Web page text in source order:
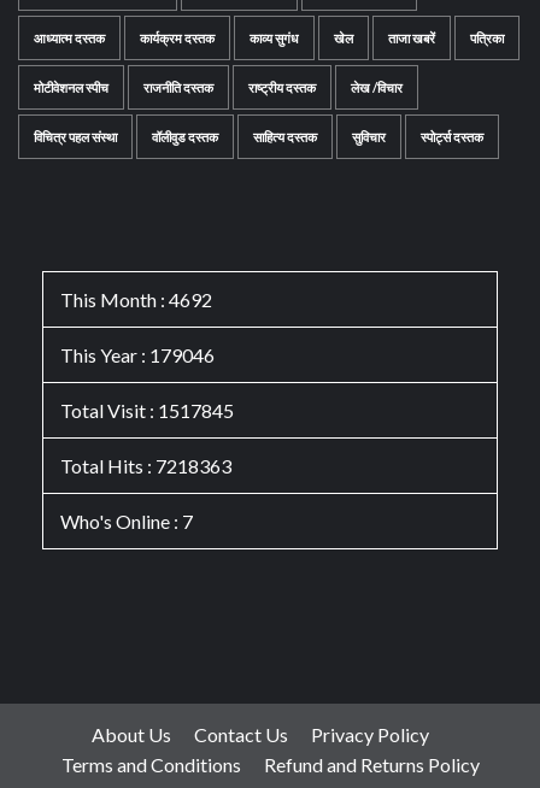
आध्यात्म दस्तक कार्यक्रम दस्तक काव्य सुगंध खेल ताजा खबरें पत्रिका
मोटीवेशनल स्पीच राजनीति दस्तक राष्ट्रीय दस्तक लेख /विचार
विचित्र पहल संस्था वॉलीवुड दस्तक साहित्य दस्तक सुविचार स्पोर्ट्स दस्तक
This Month : 4692
This Year : 179046
Total Visit : 1517845
Total Hits : 7218363
Who's Online : 7
About Us Contact Us
Privacy Policy
Terms and Conditions
Refund and Returns Policy